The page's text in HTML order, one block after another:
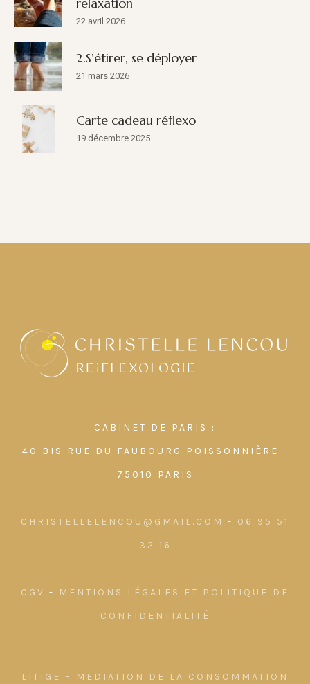
22 avril 2026
2.S’étirer, se déployer
21 mars 2026
Carte cadeau réflexo
19 décembre 2025
CABINET DE PARIS :
40 BIS RUE DU FAUBOURG POISSONNIÈRE -
75010 PARIS
CHRISTELLELENCOU@GMAIL.COM - 06 95 51
32 16
CGV -
MENTIONS LÉGALES ET POLITIQUE DE
CONFIDENTIALITÉ
LITIGE – MEDIATION DE LA CONSOMMATION